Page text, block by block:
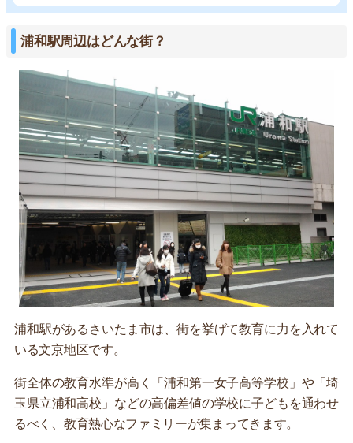
浦和駅周辺はどんな街？
浦和駅があるさいたま市は、街を挙げて教育に力を入れて
いる文京地区です。
街全体の教育水準が高く「浦和第一女子高等学校」や「埼
玉県立浦和高校」などの高偏差値の学校に子どもを通わせ
るべく、教育熱心なファミリーが集まってきます。